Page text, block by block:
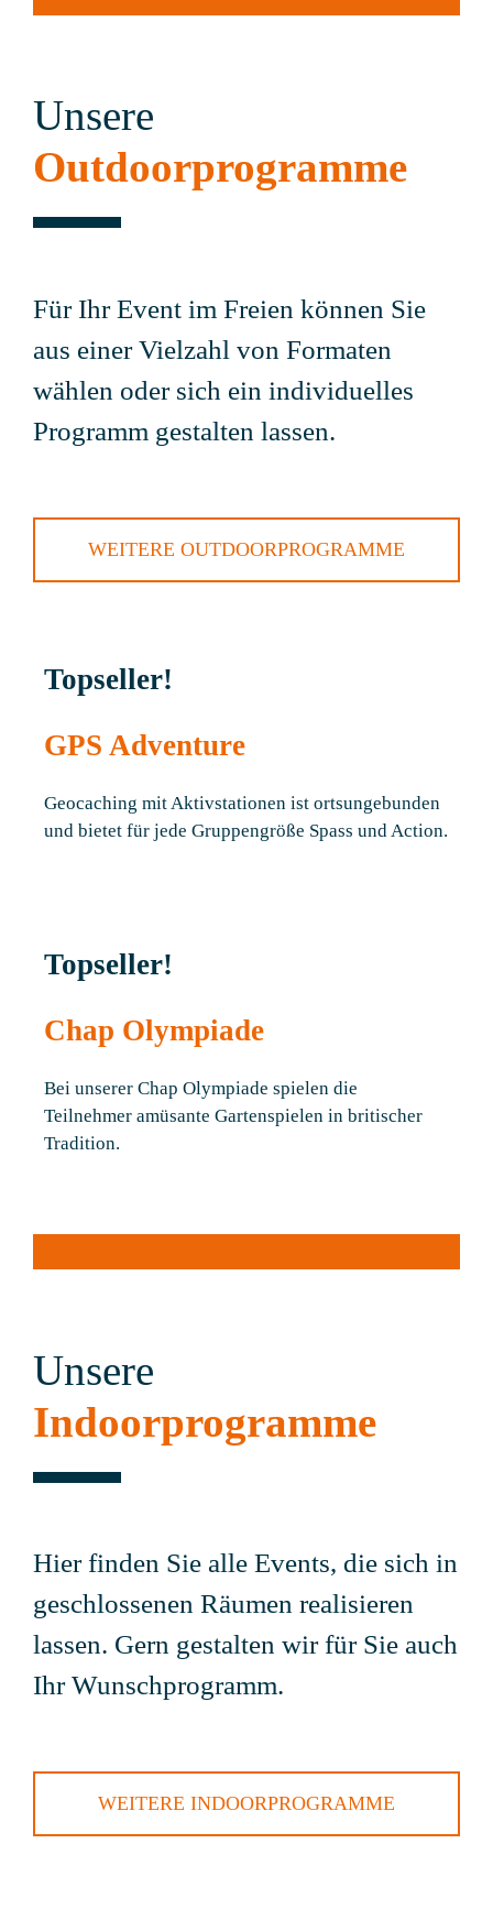
Unsere
Outdoorprogramme
Für Ihr Event im Freien können Sie
aus einer Vielzahl von Formaten
wählen oder sich ein individuelles
Programm gestalten lassen.
WEITERE OUTDOORPROGRAMME
Topseller!
GPS Adventure
Geocaching mit Aktivstationen ist ortsungebunden
und bietet für jede Gruppengröße Spass und Action.
Topseller!
Chap Olympiade
Bei unserer Chap Olympiade spielen die
Teilnehmer amüsante Gartenspielen in britischer
Tradition.
Unsere
Indoorprogramme
Hier finden Sie alle Events, die sich in
geschlossenen Räumen realisieren
lassen. Gern gestalten wir für Sie auch
Ihr Wunschprogramm.
WEITERE INDOORPROGRAMME